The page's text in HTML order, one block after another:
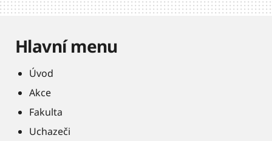
Hlavní menu
Úvod
Akce
Fakulta
Uchazeči